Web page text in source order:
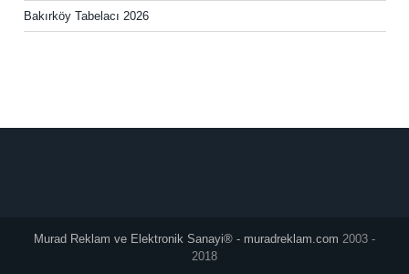
Bakırköy Tabelacı 2026
Murad Reklam ve Elektronik Sanayi® - muradreklam.com 2003 -
2018